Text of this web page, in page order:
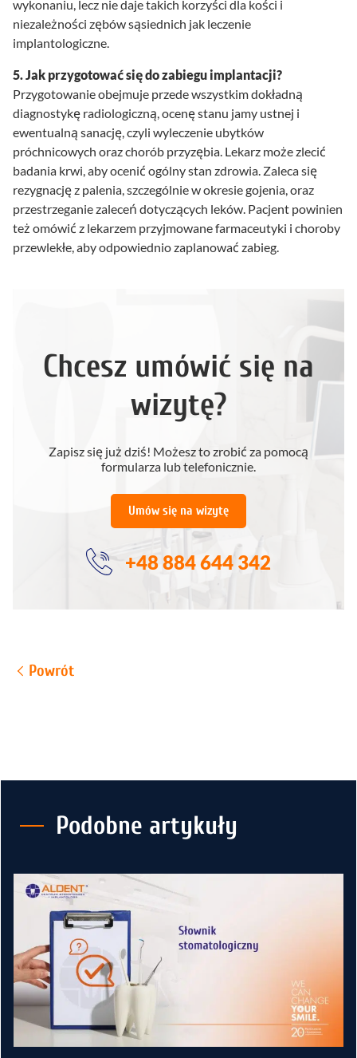
wykonaniu, lecz nie daje takich korzyści dla kości i
niezależności zębów sąsiednich jak leczenie
implantologiczne.
5. Jak przygotować się do zabiegu implantacji?
Przygotowanie obejmuje przede wszystkim dokładną
diagnostykę radiologiczną, ocenę stanu jamy ustnej i
ewentualną sanację, czyli wyleczenie ubytków
próchnicowych oraz chorób przyzębia. Lekarz może zlecić
badania krwi, aby ocenić ogólny stan zdrowia. Zaleca się
rezygnację z palenia, szczególnie w okresie gojenia, oraz
przestrzeganie zaleceń dotyczących leków. Pacjent powinien
też omówić z lekarzem przyjmowane farmaceutyki i choroby
przewlekłe, aby odpowiednio zaplanować zabieg.
Chcesz umówić się na
wizytę?
Zapisz się już dziś! Możesz to zrobić za pomocą
formularza lub telefonicznie.
Umów się na wizytę
+48 884 644 342
Powrót
Podobne artykuły